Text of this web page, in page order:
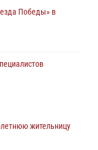
Победы» в
федеральный закон о
жительницу